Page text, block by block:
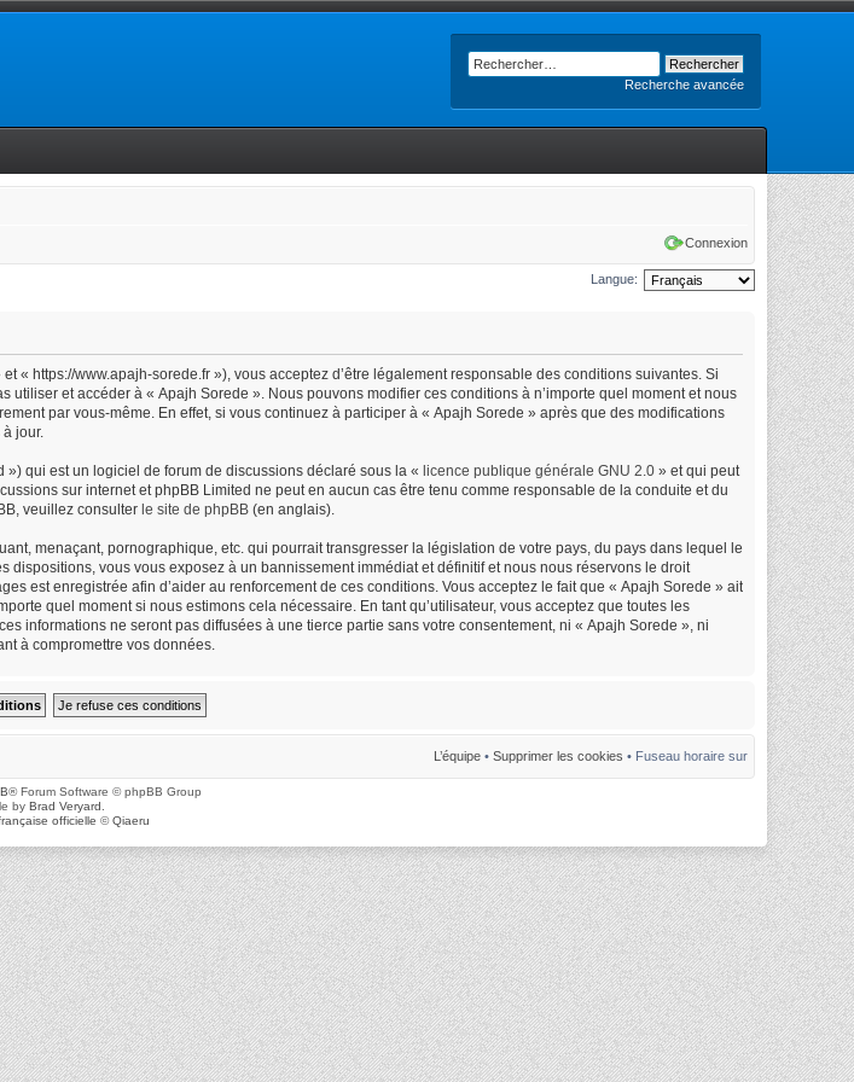
Recherche avancée
Connexion
Langue:
https://www.apajh-sorede.fr »), vous acceptez d’être légalement responsable des conditions suivantes. Si
et accéder à « Apajh Sorede ». Nous pouvons modifier ces conditions à n’importe quel moment et nous
par vous-même. En effet, si vous continuez à participer à « Apajh Sorede » après que des modifications
jour.
qui est un logiciel de forum de discussions déclaré sous la « licence publique générale GNU 2.0 » et qui peut
sur internet et phpBB Limited ne peut en aucun cas être tenu comme responsable de la conduite et du
veuillez consulter le site de phpBB (en anglais).
menaçant, pornographique, etc. qui pourrait transgresser la législation de votre pays, du pays dans lequel le
vous vous exposez à un bannissement immédiat et définitif et nous nous réservons le droit
est enregistrée afin d’aider au renforcement de ces conditions. Vous acceptez le fait que « Apajh Sorede » ait
quel moment si nous estimons cela nécessaire. En tant qu’utilisateur, vous acceptez que toutes les
informations ne seront pas diffusées à une tierce partie sans votre consentement, ni « Apajh Sorede », ni
à compromettre vos données.
L’équipe • Supprimer les cookies • Fuseau horaire sur
® Forum Software © phpBB Group
by Brad Veryard
officielle ©Qiaeru